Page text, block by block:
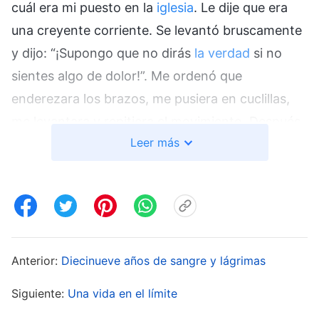
cuál era mi puesto en la iglesia. Le dije que era
una creyente corriente. Se levantó bruscamente
y dijo: “¡Supongo que no dirás la verdad si no
sientes algo de dolor!”. Me ordenó que
enderezara los brazos, me pusiera en cuclillas,
de hacer esto durante mucho tiempo, estaba tan
“¿Sabes una cosa? No importa lo dura que sea la
gente, aquí tienen que inclinarse ante mí. ¿Eres
una líder? ¿Quién es tu superior?”. Como no dije
Después de estar unos minutos en esa posición,
Leer más
Anterior: Diecinueve años de sangre y lágrimas
Siguiente: Una vida en el límite